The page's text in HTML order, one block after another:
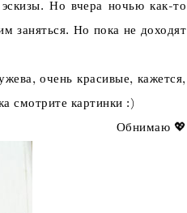
Но вчера ночью как-то
заняться. Но пока не доходят
очень красивые, кажется,
смотрите картинки :)
Обнимаю 💖